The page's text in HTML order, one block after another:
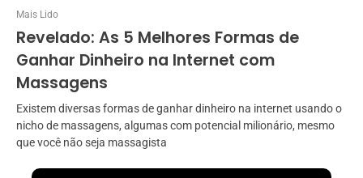
Mais Lido
Revelado: As 5 Melhores Formas de
Ganhar Dinheiro na Internet com
Massagens
Existem diversas formas de ganhar dinheiro na internet usando o
nicho de massagens, algumas com potencial milionário, mesmo
que você não seja massagista